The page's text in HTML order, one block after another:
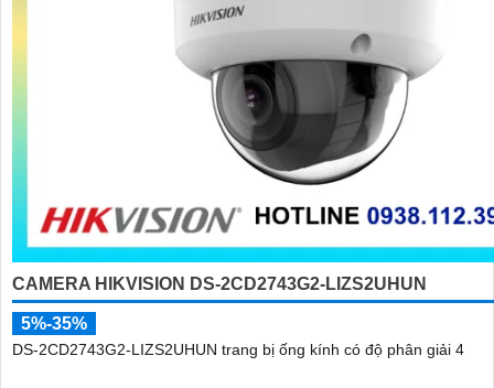
CAMERA HIKVISION DS-2CD2743G2-LIZS2UHUN
5%-35%
DS-2CD2743G2-LIZS2UHUN trang bị ống kính có độ phân giải 4